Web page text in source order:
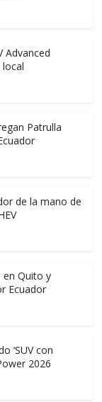
Advanced
Patrulla
de la mano de
en Quito y
Ecuador
‘SUV con
2026